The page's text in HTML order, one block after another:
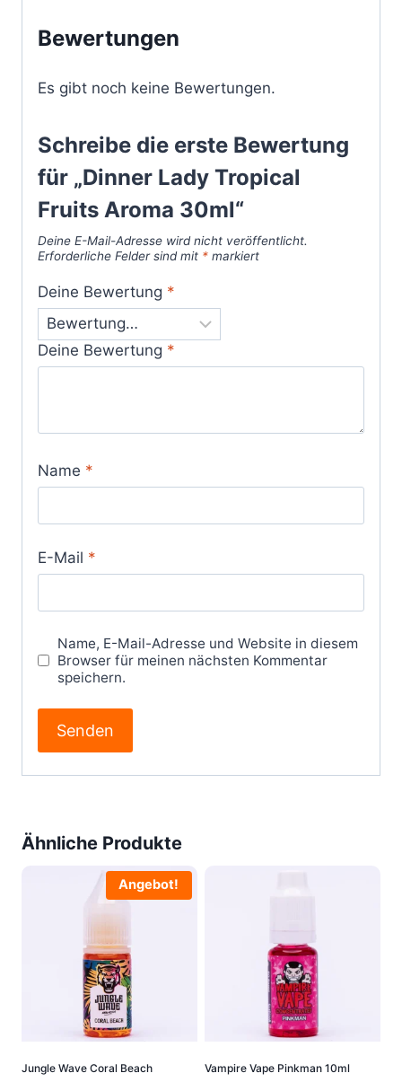
Bewertungen
Es gibt noch keine Bewertungen.
Schreibe die erste Bewertung
für „Dinner Lady Tropical
Fruits Aroma 30ml“
Deine E-Mail-Adresse wird nicht veröffentlicht.
Erforderliche Felder sind mit * markiert
Deine Bewertung *
Deine Bewertung *
Name *
E-Mail *
Name, E-Mail-Adresse und Website in diesem
Browser für meinen nächsten Kommentar
speichern.
Ähnliche Produkte
Angebot!
Jungle Wave Coral Beach
Vampire Vape Pinkman 10ml